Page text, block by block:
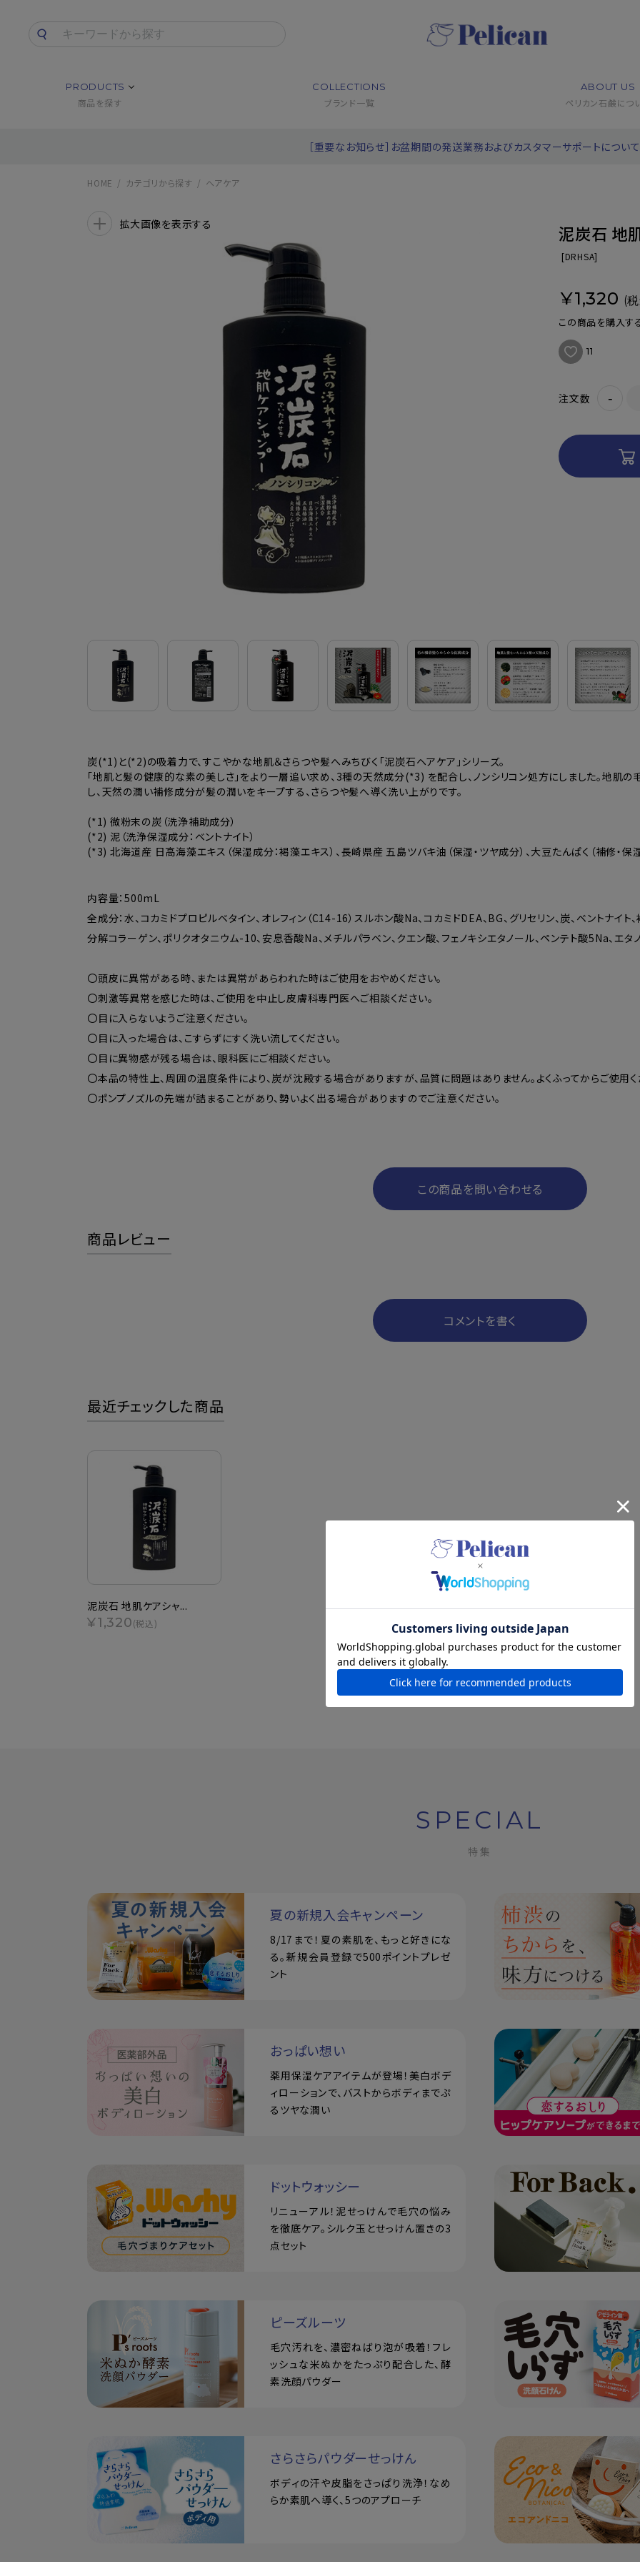
PRODUCTS
商品を探す
COLLECTIONS
ブランド一覧
ABOUT US
ペリカン石鹸につ
［重要なお知らせ］お盆期間の発送業務およびカスタマーサポートについて
HOME カテゴリから探す ヘアケア
拡大画像を表示する 泥炭石 地
[DRHSA]
¥1,320 (
この商品を購入す
11
注文数 -
炭(*1)と(*2)の吸着力で、すこやかな地肌＆さらつや髪へみちびく「泥炭石ヘアケア」シリーズ。
「地肌と髪の健康的な素の美しさ」をより一層追い求め、3種の天然成分(*3) を配合し、ノンシリコン処方にしました。地肌の
し、天然の潤い補修成分が髪の潤いをキープする、さらつや髪へ導く洗い上がりです。
(*1) 微粉末の炭（洗浄補助成分）
(*2) 泥（洗浄保湿成分：ベントナイト）
(*3) 北海道産 日高海藻エキス（保湿成分：褐藻エキス）、長崎県産 五島ツバキ油（保湿・ツヤ成分）、大豆たんぱく（補修・保
内容量：500mL
全成分：水、コカミドプロピルベタイン、オレフィン（C14-16）スルホン酸Na、コカミドDEA、BG、グリセリン、炭、ベントナイ
分解コラーゲン、ポリクオタニウム-10、安息香酸Na、メチルパラベン、クエン酸、フェノキシエタノール、ペンテト酸5Na、エタ
〇頭皮に異常がある時、または異常があらわれた時はご使用をおやめください。
〇刺激等異常を感じた時は、ご使用を中止し皮膚科専門医へご相談ください。
〇目に入らないようご注意ください。
〇目に入った場合は、こすらずにすく洗い流してください。
〇目に異物感が残る場合は、眼科医にご相談ください。
〇本品の特性上、周囲の温度条件により、炭が沈殿する場合がありますが、品質に問題はありません。よくふってからご使用く
〇ポンプノズルの先端が詰まることがあり、勢いよく出る場合がありますのでご注意ください。
この商品を問い合わせる
商品レビュー
コメントを書く
最近チェックした商品
泥炭石 地肌ケアシャ...
¥1,320(税込)
SPECIAL
特集
夏の新規入会キャンペーン
8/17まで！夏の素肌を、もっと好きにな
る。新規会員登録で500ポイントプレゼ
ント
おっぱい想い
薬用保湿ケアアイテムが登場！美白ボデ
ィローションで、バストからボディまでぷ
るツヤな潤い
ドットウォッシー
リニューアル！泥せっけんで毛穴の悩み
を徹底ケア。シルク玉とせっけん置きの3
点セット
ピーズルーツ
毛穴汚れを、濃密ねばり泡が吸着！フレ
ッシュな米ぬかをたっぷり配合した、酵
素洗顔パウダー
さらさらパウダーせっけん
ボディの汗や皮脂をさっぱり洗浄！なめ
らか素肌へ導く、5つのアプローチ